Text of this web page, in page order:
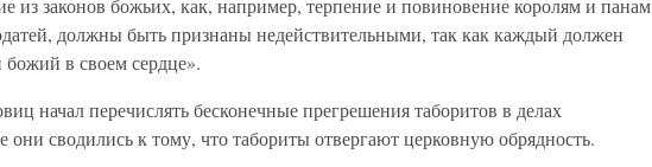
из законов божьих, как, например, терпение и повиновение королям и панам
должны быть признаны недействительными, так как каждый должен
божий в своем сердце».
начал перечислять бесконечные прегрешения таборитов в делах
они сводились к тому, что табориты отвергают церковную обрядность.